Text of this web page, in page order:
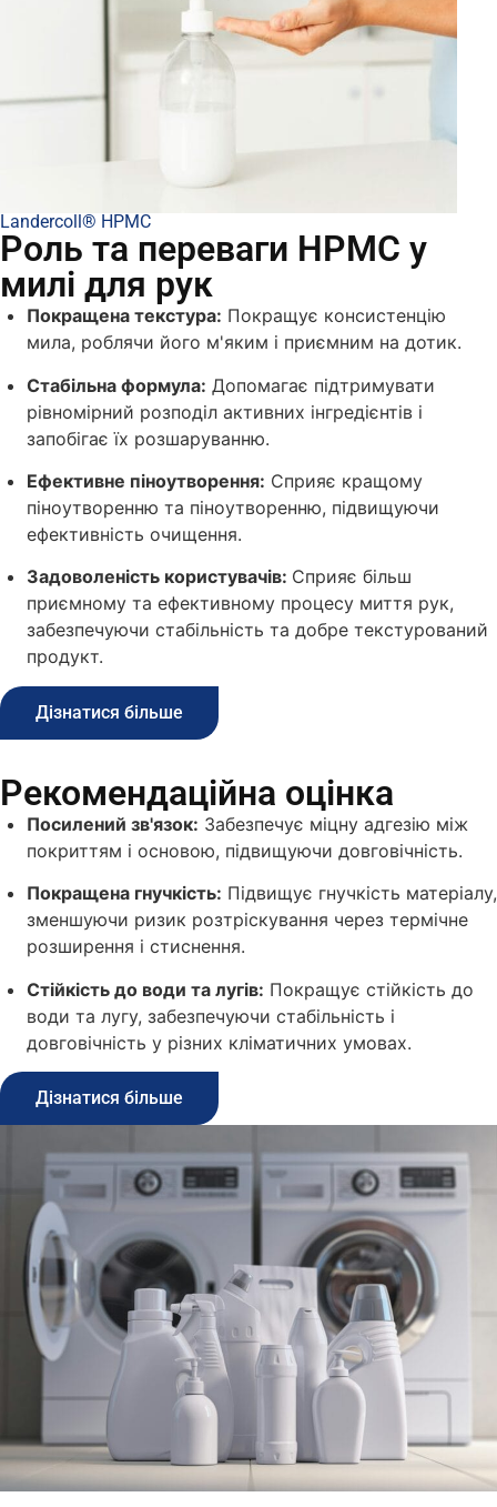
Landercoll® HPMC
Роль та переваги HPMC у
милі для рук
Покращена текстура: Покращує консистенцію
мила, роблячи його м'яким і приємним на дотик.
Стабільна формула: Допомагає підтримувати
рівномірний розподіл активних інгредієнтів і
запобігає їх розшаруванню.
Ефективне піноутворення: Сприяє кращому
піноутворенню та піноутворенню, підвищуючи
ефективність очищення.
Задоволеність користувачів: Сприяє більш
приємному та ефективному процесу миття рук,
забезпечуючи стабільність та добре текстурований
продукт.
Дізнатися більше
Рекомендаційна оцінка
Посилений зв'язок: Забезпечує міцну адгезію між
покриттям і основою, підвищуючи довговічність.
Покращена гнучкість: Підвищує гнучкість матеріалу,
зменшуючи ризик розтріскування через термічне
розширення і стиснення.
Стійкість до води та лугів: Покращує стійкість до
води та лугу, забезпечуючи стабільність і
довговічність у різних кліматичних умовах.
Дізнатися більше